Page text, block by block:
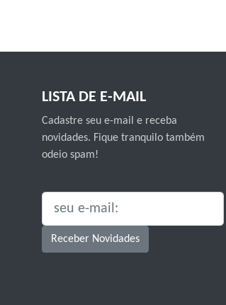
LISTA DE E-MAIL
Cadastre seu e-mail e receba
novidades. Fique tranquilo também
odeio spam!
SEU E-MAIL:
Receber Novidades